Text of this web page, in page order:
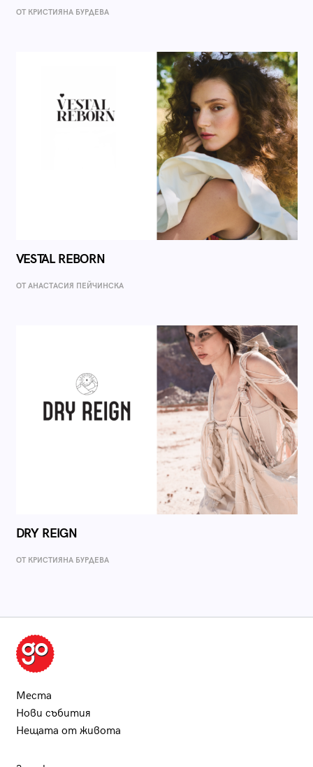
ОТ КРИСТИЯНА БУРДЕВА
VESTAL REBORN
ОТ AНАСТАСИЯ ПЕЙЧИНСКА
DRY REIGN
ОТ КРИСТИЯНА БУРДЕВА
Места
Нови събития
Нещата от живота